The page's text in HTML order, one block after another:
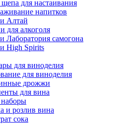
для настаивания
напитков
Алтай
для алкоголя
Лаборатория самогона
High Spirits
для виноделия
для виноделия
дрожжи
для вина
и розлив вина
сока